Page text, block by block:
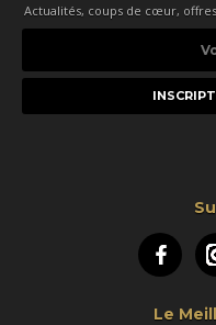
Actualités, coups de cœur,
e-
Le